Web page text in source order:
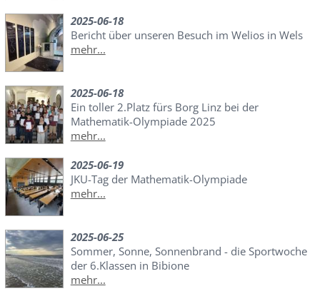
2025-06-18
Bericht über unseren Besuch im Welios in Wels
mehr...
2025-06-18
Ein toller 2.Platz fürs Borg Linz bei der
Mathematik-Olympiade 2025
mehr...
2025-06-19
JKU-Tag der Mathematik-Olympiade
mehr...
2025-06-25
Sommer, Sonne, Sonnenbrand - die Sportwoche
der 6.Klassen in Bibione
mehr...